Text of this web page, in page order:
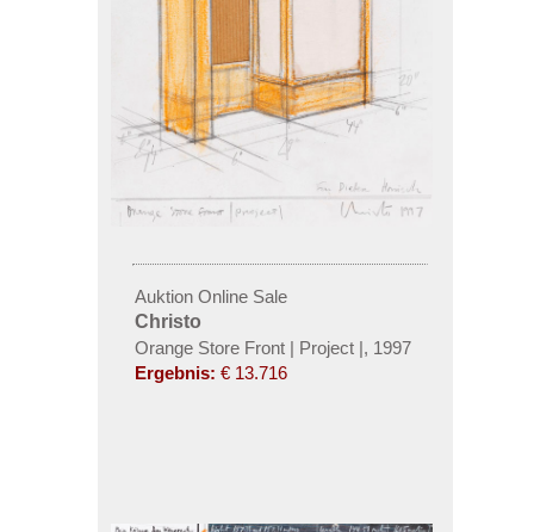
Auktion Online Sale
Christo
Orange Store Front | Project |, 1997
Ergebnis: € 13.716